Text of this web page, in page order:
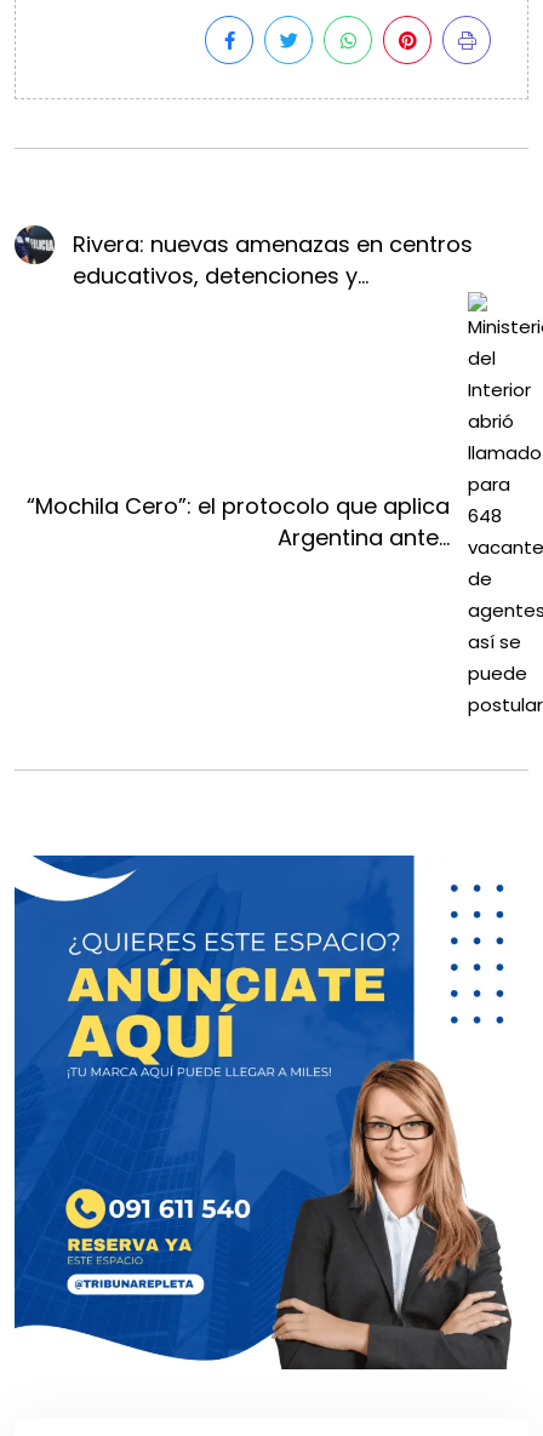
Rivera: nuevas amenazas en centros
educativos, detenciones y...
“Mochila Cero”: el protocolo que aplica
Argentina ante...